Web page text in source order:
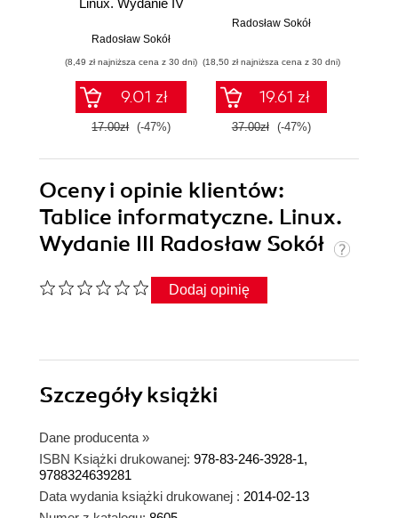
Radosław Sokół
(8,49 zł najniższa cena z 30 dni)
9.01 zł
17.00zł (-47%)
Radosław Sokół
(18,50 zł najniższa cena z 30 dni)
19.61 zł
37.00zł (-47%)
Oceny i opinie klientów:
Tablice informatyczne. Linux.
Wydanie III Radosław Sokół
Dodaj opinię
Szczegółyksiążki
Dane producenta »
ISBN Książki drukowanej: 978-83-246-3928-1,
9788324639281
Data wydania książki drukowanej : 2014-02-13